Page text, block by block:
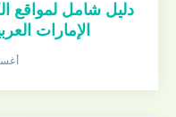
دليل شامل لمواقع
الإمارات